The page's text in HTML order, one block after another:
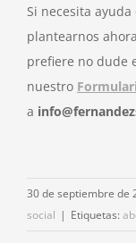
Si necesita
plantearnos
prefiere no dude
nuestro
a
30 de septiembre de
social | Etiquetas: